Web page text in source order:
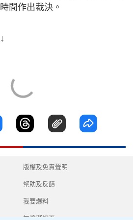
間作出裁決。
版權及免責聲明
幫助及反饋
我要爆料
無障礙網頁